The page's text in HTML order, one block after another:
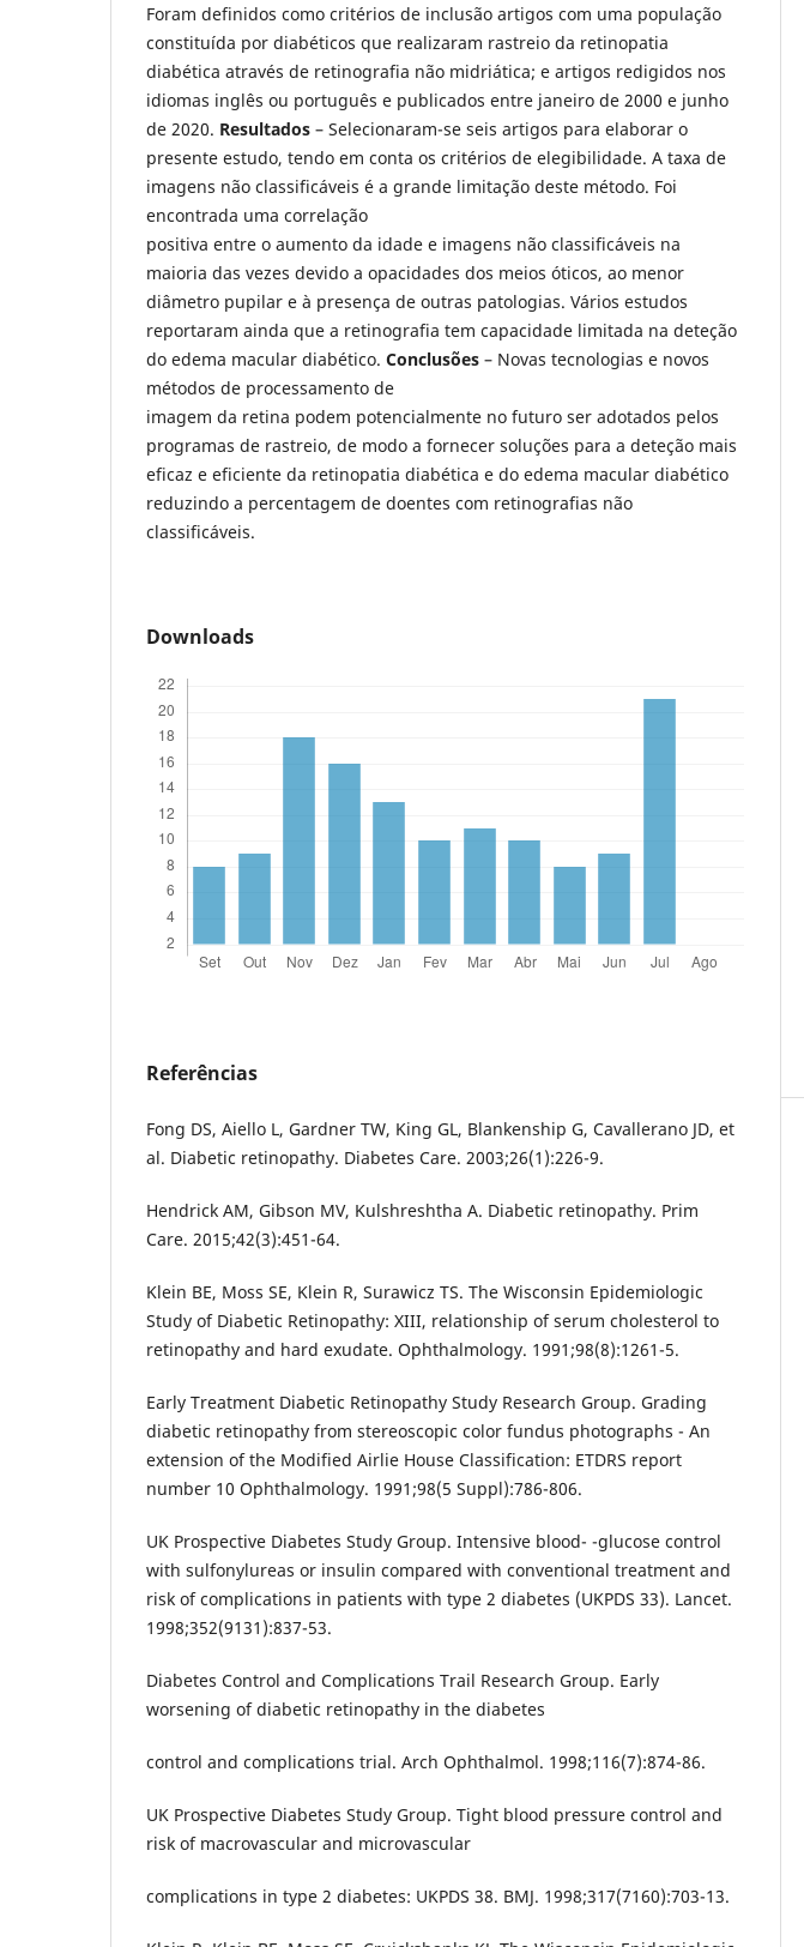
Foram definidos como critérios de inclusão artigos com uma população
constituída por diabéticos que realizaram rastreio da retinopatia
diabética através de retinografia não midriática; e artigos redigidos nos
idiomas inglês ou português e publicados entre janeiro de 2000 e junho
de 2020. Resultados – Selecionaram-se seis artigos para elaborar o
presente estudo, tendo em conta os critérios de elegibilidade. A taxa de
imagens não classificáveis é a grande limitação deste método. Foi
encontrada uma correlação
positiva entre o aumento da idade e imagens não classificáveis na
maioria das vezes devido a opacidades dos meios óticos, ao menor
diâmetro pupilar e à presença de outras patologias. Vários estudos
reportaram ainda que a retinografia tem capacidade limitada na deteção
do edema macular diabético. Conclusões – Novas tecnologias e novos
métodos de processamento de
imagem da retina podem potencialmente no futuro ser adotados pelos
programas de rastreio, de modo a fornecer soluções para a deteção mais
eficaz e eficiente da retinopatia diabética e do edema macular diabético
reduzindo a percentagem de doentes com retinografias não
classificáveis.
Downloads
Referências
Fong DS, Aiello L, Gardner TW, King GL, Blankenship G, Cavallerano JD, et
al. Diabetic retinopathy. Diabetes Care. 2003;26(1):226-9.
Hendrick AM, Gibson MV, Kulshreshtha A. Diabetic retinopathy. Prim
Care. 2015;42(3):451-64.
Klein BE, Moss SE, Klein R, Surawicz TS. The Wisconsin Epidemiologic
Study of Diabetic Retinopathy: XIII, relationship of serum cholesterol to
retinopathy and hard exudate. Ophthalmology. 1991;98(8):1261-5.
Early Treatment Diabetic Retinopathy Study Research Group. Grading
diabetic retinopathy from stereoscopic color fundus photographs - An
extension of the Modified Airlie House Classification: ETDRS report
number 10 Ophthalmology. 1991;98(5 Suppl):786-806.
UK Prospective Diabetes Study Group. Intensive blood- -glucose control
with sulfonylureas or insulin compared with conventional treatment and
risk of complications in patients with type 2 diabetes (UKPDS 33). Lancet.
1998;352(9131):837-53.
Diabetes Control and Complications Trail Research Group. Early
worsening of diabetic retinopathy in the diabetes
control and complications trial. Arch Ophthalmol. 1998;116(7):874-86.
UK Prospective Diabetes Study Group. Tight blood pressure control and
risk of macrovascular and microvascular
complications in type 2 diabetes: UKPDS 38. BMJ. 1998;317(7160):703-13.